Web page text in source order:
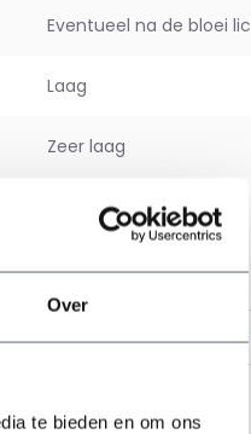
Over
te bieden en om ons
Eventueel na de bloei
Laag
Zeer laag
Optioneel beschikbaar